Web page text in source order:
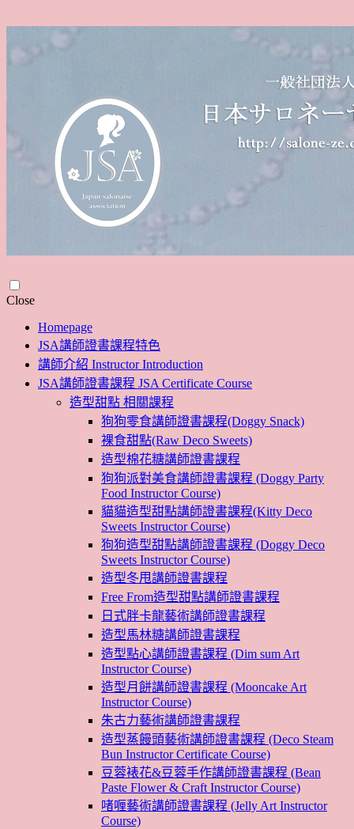
CloseSkip
content
Homepage
JSA講師證書課程特色
講師介紹 Instructor Introduction
JSA講師證書課程 JSA Certificate Course
造型甜點 相關課程
狗狗零食講師證書課程(Doggy Snack)
裸食甜點(Raw Deco Sweets)
造型棉花糖講師證書課程
狗狗派對美食講師證書課程 (Doggy Party
Food Instructor Course)
貓貓造型甜點講師證書課程(Kitty Deco
Sweets Instructor Course)
狗狗造型甜點講師證書課程 (Doggy Deco
Sweets Instructor Course)
造型冬甩講師證書課程
Free From造型甜點講師證書課程
日式胖卡龍藝術講師證書課程
造型馬林糖講師證書課程
造型點心講師證書課程 (Dim sum Art
Instructor Course)
造型月餅講師證書課程 (Mooncake Art
Instructor Course)
朱古力藝術講師證書課程
造型蒸饅頭藝術講師證書課程 (Deco Steam
Bun Instructor Certificate Course)
豆蓉裱花&豆蓉手作講師證書課程 (Bean
Paste Flower & Craft Instructor Course)
啫喱藝術講師證書課程 (Jelly Art Instructor
Course)